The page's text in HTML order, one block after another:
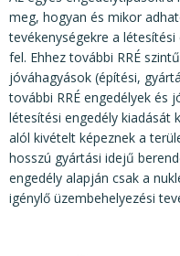
meg, hogyan és mikor
tevékenységekre a
fel. Ehhez további RRÉ
jóváhagyások (építési,
további RRÉ engedélyek és
létesítési engedély kiadását
alól kivételt képeznek a
hosszú gyártási idejű
engedély alapján csak a
igénylő üzembehelyezési